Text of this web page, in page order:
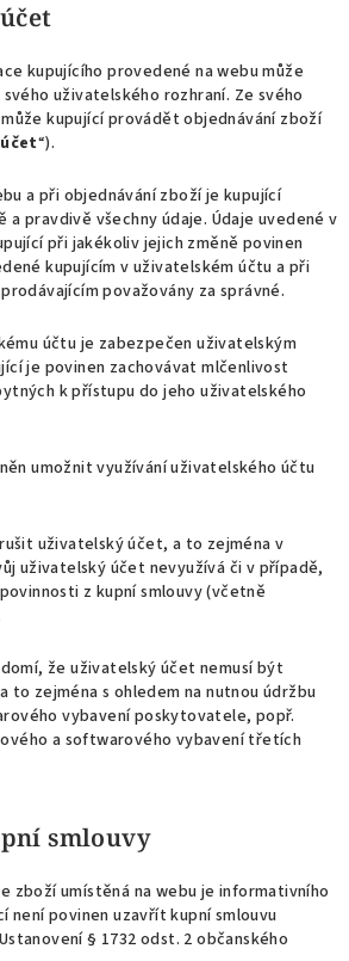
kupujícího provedené na webu může
uživatelského rozhraní. Ze svého
kupující provádět objednávání zboží
“).
a při objednávání zboží je kupující
a pravdivě všechny údaje. Údaje uvedené v
při jakékoliv jejich změně povinen
kupujícím v uživatelském účtu a při
považovány za správné.
účtu je zabezpečen uživatelským
je povinen zachovávat mlčenlivost
k přístupu do jeho uživatelského
umožnit využívání uživatelského účtu
uživatelský účet, a to zejména v
uživatelský účet nevyužívá či v případě,
z kupní smlouvy (včetně
že uživatelský účet nemusí být
zejména s ohledem na nutnou údržbu
vybavení poskytovatele, popř.
a softwarového vybavení třetích
smlouvy
zboží umístěná na webu je informativního
není povinen uzavřít kupní smlouvu
§ 1732 odst. 2 občanského